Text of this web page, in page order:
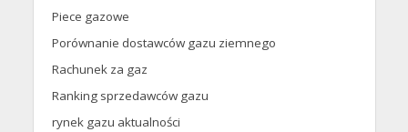
Piece gazowe
Porównanie dostawców gazu ziemnego
Rachunek za gaz
Ranking sprzedawców gazu
rynek gazu aktualności